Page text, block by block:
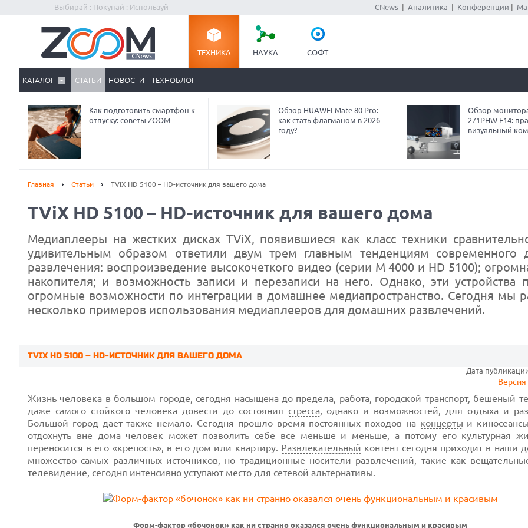
Выбирай : Покупай : Используй CNews| Аналитика Конференции
ТЕХНИКА НАУКА СОФТ
КАТАЛОГ СТАТЬИ НОВОСТИ ТЕХНОБЛОГ
Как подготовить смартфон к
отпуску: советы ZOOM
Обзор HUAWEI Mate 80 Pro:
как стать флагманом в 2026
году?
Обзор
271PHW E14:
визуальный
Главная Статьи TViX HD 5100 – HD-источник для вашего дома
TViX HD 5100 – HD-источник для вашего дома
Медиаплееры на жестких дисках TViX, появившиеся как класс техники
удивительным образом ответили двум трем главным тенденциям современного
развлечения: воспроизведение высокочеткого видео (серии М 4000 и HD 5100);
накопителя; и возможность записи и перезаписи на него. Однако, эти устройства
огромные возможности по интеграции в домашнее медиапространство. Сегодня мы
несколько примеров использования медиаплееров для домашних развлечений.
TVIX HD 5100 – HD-ИСТОЧНИК ДЛЯ ВАШЕГО ДОМА
Дата
Версия
Жизнь человека в большом городе, сегодня насыщена до предела, работа, городской транспорт, бешеный
даже самого стойкого человека довести до состояния стресса, однако и возможностей, для отдыха и
Большой город дает также немало. Сегодня прошло время постоянных походов на концерты и
отдохнуть вне дома человек может позволить себе все меньше и меньше, а потому его культурная
переносится в его «крепость», в его дом или квартиру. Развлекательный контент сегодня приходит в наши
множество самых различных источников, но традиционные носители развлечений, такие как
телевидение, сегодня интенсивно уступают место для сетевой альтернативы.
Форм-фактор «бочонок» как ни странно оказался очень функциональным и красивым